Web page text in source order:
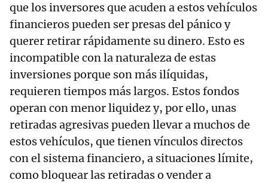
que los inversores que acuden a estos vehículos
financieros pueden ser presas del pánico y
querer retirar rápidamente su dinero. Esto es
incompatible con la naturaleza de estas
inversiones porque son más ilíquidas,
requieren tiempos más largos. Estos fondos
operan con menor liquidez y, por ello, unas
retiradas agresivas pueden llevar a muchos de
estos vehículos, que tienen vínculos directos
con el sistema financiero, a situaciones límite,
como bloquear las retiradas o vender a